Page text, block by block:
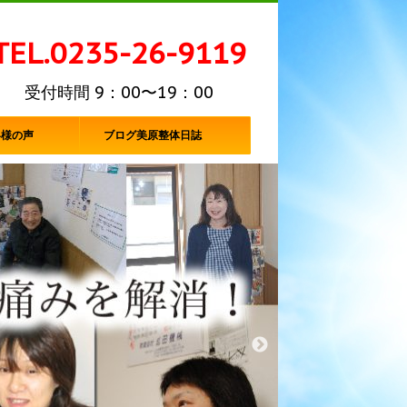
26-9119
受付時間 9：00〜19：00
の声 ブログ美原整体日誌